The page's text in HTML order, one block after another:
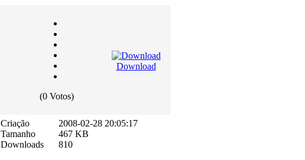
(0 Votos)
Download
Criação
Tamanho
Downloads
2008-02-28 20:05:17
467 KB
810